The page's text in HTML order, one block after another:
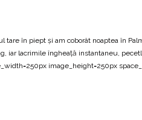
în piept și am coborât noaptea în
iar lacrimile îngheață instantaneu,
image_height=250px